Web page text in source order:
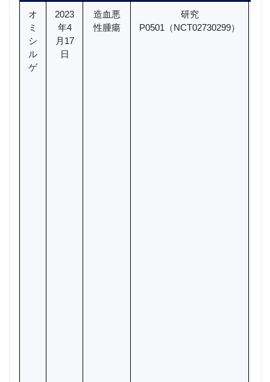
オ
ミ
シ
ル
ゲ
2023
年4
月17
日
造血悪
性腫瘍
研究
P0501（NCT02730299）